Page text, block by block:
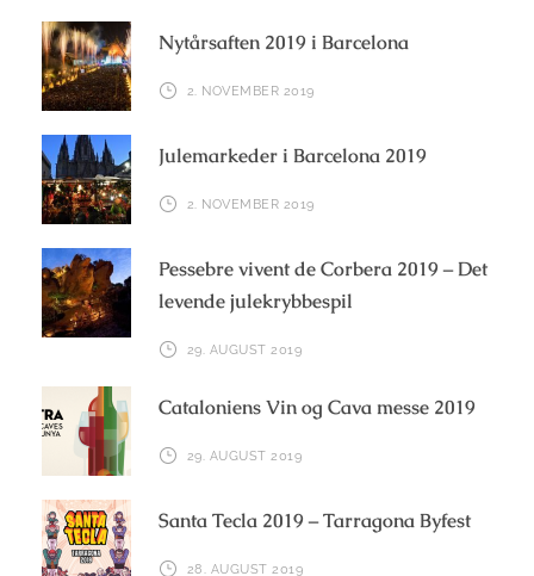
Nytårsaften 2019 i Barcelona
2. NOVEMBER 2019
Julemarkeder i Barcelona 2019
2. NOVEMBER 2019
Pessebre vivent de Corbera 2019 – Det
levende julekrybbespil
29. AUGUST 2019
Cataloniens Vin og Cava messe 2019
29. AUGUST 2019
Santa Tecla 2019 – Tarragona Byfest
28. AUGUST 2019